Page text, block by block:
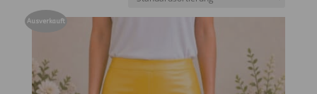
Ausverkauft